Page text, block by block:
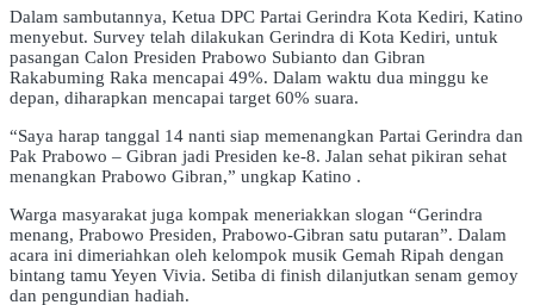
Dalam sambutannya, Ketua DPC Partai Gerindra Kota Kediri, Katino
menyebut. Survey telah dilakukan Gerindra di Kota Kediri, untuk
pasangan Calon Presiden Prabowo Subianto dan Gibran
Rakabuming Raka mencapai 49%. Dalam waktu dua minggu ke
depan, diharapkan mencapai target 60% suara.
“Saya harap tanggal 14 nanti siap memenangkan Partai Gerindra dan
Pak Prabowo – Gibran jadi Presiden ke-8. Jalan sehat pikiran sehat
menangkan Prabowo Gibran,” ungkap Katino .
Warga masyarakat juga kompak meneriakkan slogan “Gerindra
menang, Prabowo Presiden, Prabowo-Gibran satu putaran”. Dalam
acara ini dimeriahkan oleh kelompok musik Gemah Ripah dengan
bintang tamu Yeyen Vivia. Setiba di finish dilanjutkan senam gemoy
dan pengundian hadiah.